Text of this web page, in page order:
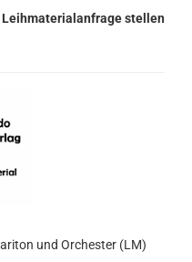
Leihmaterialanfrage stellen
und Orchester (LM)